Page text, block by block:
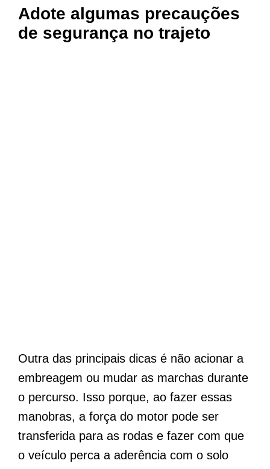
Adote algumas precauções
de segurança no trajeto
Outra das principais dicas é não acionar a
embreagem ou mudar as marchas durante
o percurso. Isso porque, ao fazer essas
manobras, a força do motor pode ser
transferida para as rodas e fazer com que
o veículo perca a aderência com o solo